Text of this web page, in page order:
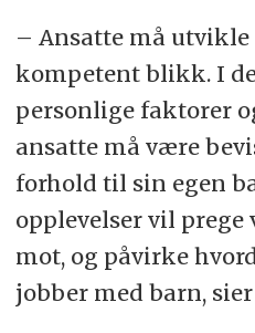
– Ansatte må
kompetent blikk. I
personlige faktorer
ansatte må være
forhold til sin egen
opplevelser vil prege
mot, og påvirke
jobber med barn,